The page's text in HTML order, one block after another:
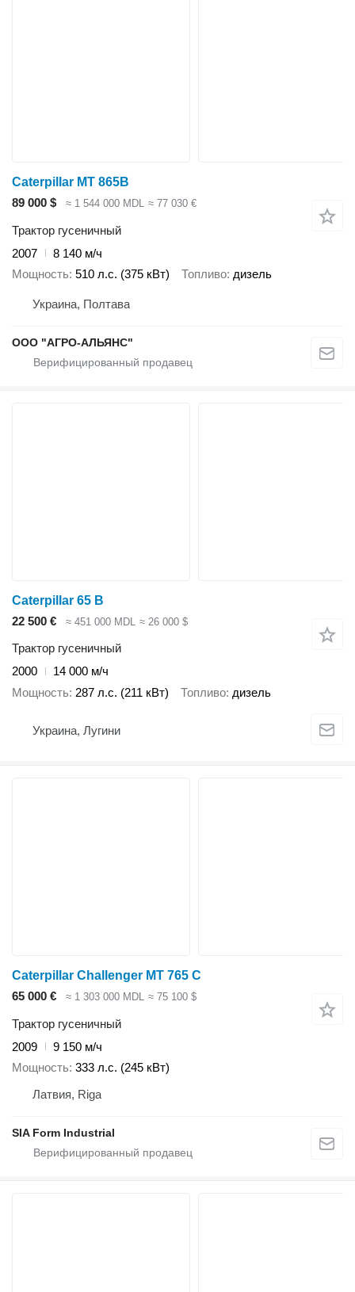
Caterpillar MT 865B
89 000 $
≈ 1 544 000 MDL ≈ 77 030 €
Трактор гусеничный
2007
8 140 м/ч
Мощность 510 л.с. (375 кВт) Топливо дизель
Украина, Полтава
ООО "АГРО-АЛЬЯНС"
Caterpillar 65 B
22 500 €
≈ 451 000 MDL ≈ 26 000 $
Трактор гусеничный
2000
14 000 м/ч
Мощность 287 л.с. (211 кВт) Топливо дизель
Украина, Лугини
Caterpillar Challenger MT 765 C
65 000 €
≈ 1 303 000 MDL ≈ 75 100 $
Трактор гусеничный
2009
9 150 м/ч
Мощность 333 л.с. (245 кВт)
Латвия, Riga
SIA Form Industrial